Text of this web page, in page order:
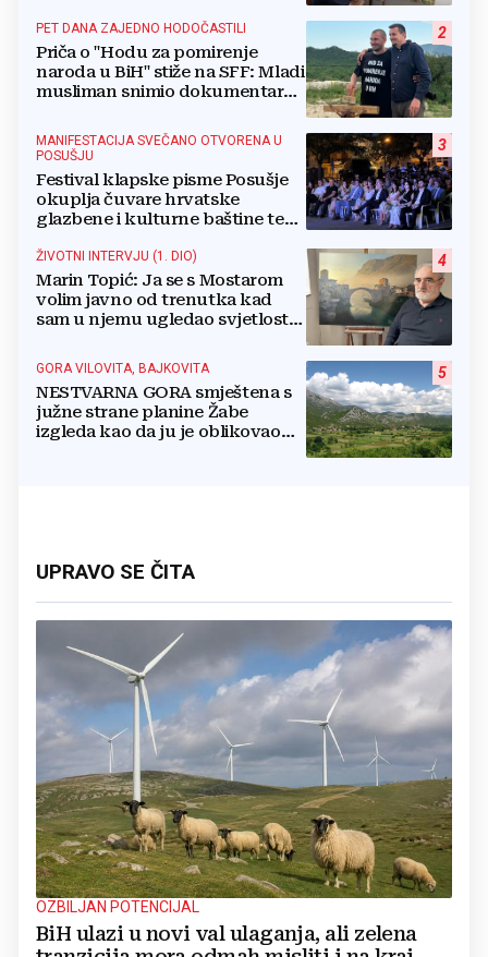
2
PET DANA ZAJEDNO HODOČASTILI
Priča o "Hodu za pomirenje
naroda u BiH" stiže na SFF: Mladi
musliman snimio dokumentarac
3
MANIFESTACIJA SVEČANO OTVORENA U
POSUŠJU
Festival klapske pisme Posušje
okuplja čuvare hrvatske
glazbene i kulturne baštine te
4
ŽIVOTNI INTERVJU (1. DIO)
Marin Topić: Ja se s Mostarom
volim javno od trenutka kad
sam u njemu ugledao svjetlost
lovim na platnu
5
GORA VILOVITA, BAJKOVITA
NESTVARNA GORA smještena s
južne strane planine Žabe
izgleda kao da ju je oblikovao
UPRAVO SE ČITA
OZBILJAN POTENCIJAL
BiH ulazi u novi val ulaganja, ali zelena